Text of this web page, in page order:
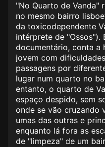
"No Quarto de Vanda"
no mesmo bairro
da toxicodependente
intérprete de "Ossos").
documentário, conta a
jovem com
passagens por
lugar num quarto no
entanto, o quarto de
espaço despido, sem
onde se vão cruzando
umas das outras e
enquanto lá fora as
de "limpeza" de um